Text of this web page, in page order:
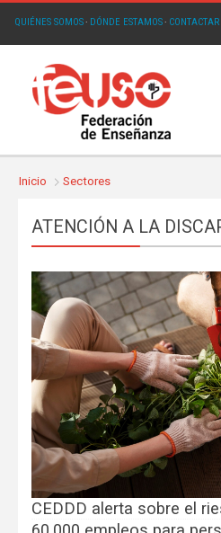
QUIÉNES SOMOS· DÓNDE ESTAMOS· CONTACTAR
Inicio Sectores
ATENCIÓN A LA
CEDDD alerta sobre el